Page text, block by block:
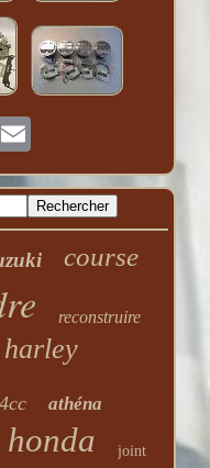
course
reconstruire
harley
athéna
honda joint